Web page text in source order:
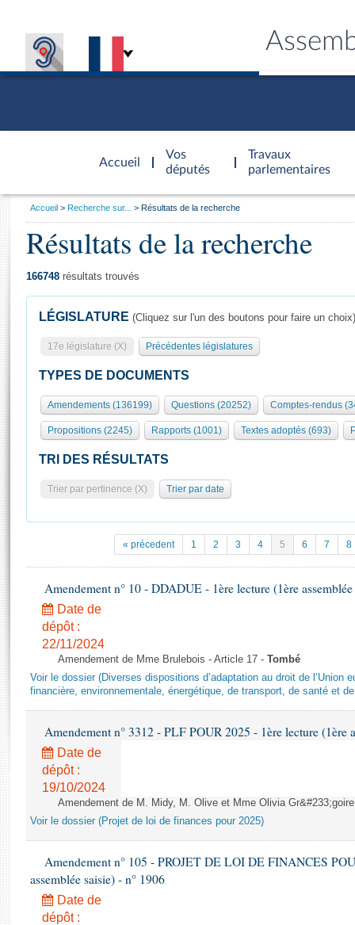
Accueil
d'accueil
Vos
députés
Travaux
parlementaires
Présidence
577 députés
Groupes politiques
Séance publique
Commissions et autres organes
Europe et International
Pétitions
Projets de loi
Propositions de loi
Amendements
Textes adoptés
Rapports d'information
Rapports d'enquête
Rapports législatifs
Rapports sur l'application des lois
Baromètre de l’application des lois
Dossiers législatifs
Questions écrites et orales
Comptes rendus des débats
Général
Rôle et pouvoirs de l'Assemblée
Organisation de l'Assemblée
Présidence Conférence des Présidents Bureau Collège des
Statistiques et chiffres clés
Documents de référence
( Constitution | Règlement de l'Assemblée ... )
Histoire
Juniors
Anciennes législatures
Liens vers les sites publics
Visiter l'Assemblée
Visite virtuelle du palais Bourbon
Assister à une séance
La Bibliothèque
Contacts et plan d'accès
Photos libres de droit
Vous
Accueil Recherche sur... Résultats de la recherche
Résultats de la recherche
166748 résultats trouvés
LÉGISLATURE (Cliquez sur l'un des boutons pour faire un choix)
17e législature (X) Précédentes législatures
TYPES DE DOCUMENTS
Amendements (136199) Questions (20252) Comptes-rendus
Propositions (2245) Rapports (1001) Textes adoptés (693)
TRI DES RÉSULTATS
Trier par pertinence (X) Trier par date
« précedent 1 2 3 4 5 6 7 8
Amendement n° 10 - DDADUE - 1ère lecture (1ère
Date de
dépôt :
22/11/2024
Amendement de Mme Brulebois - Article 17 - Tombé
Voir le dossier (Diverses dispositions d’adaptation au droit de l’Union
financière, environnementale, énergétique, de transport, de santé et
Amendement n° 3312 - PLF POUR 2025 - 1ère lecture (1ère
Date de
dépôt :
19/10/2024
Amendement de M. Midy, M. Olive et Mme Olivia
Voir le dossier (Projet de loi de finances pour 2025)
Amendement n° 105 - PROJET DE LOI DE FINANCES
assemblée saisie) - n° 1906
Date de
dépôt :